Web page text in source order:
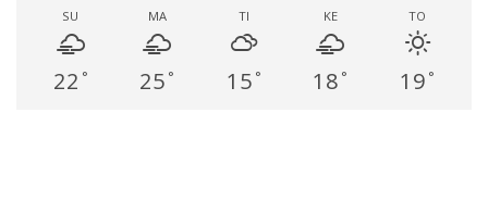
SU
22 °
MA
25 °
TI
15 °
KE
18 °
TO
19 °